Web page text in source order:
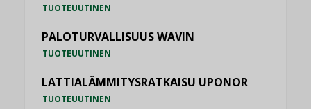
TUOTEUUTINEN
PALOTURVALLISUUS WAVIN
TUOTEUUTINEN
LATTIALÄMMITYSRATKAISU UPONOR
TUOTEUUTINEN